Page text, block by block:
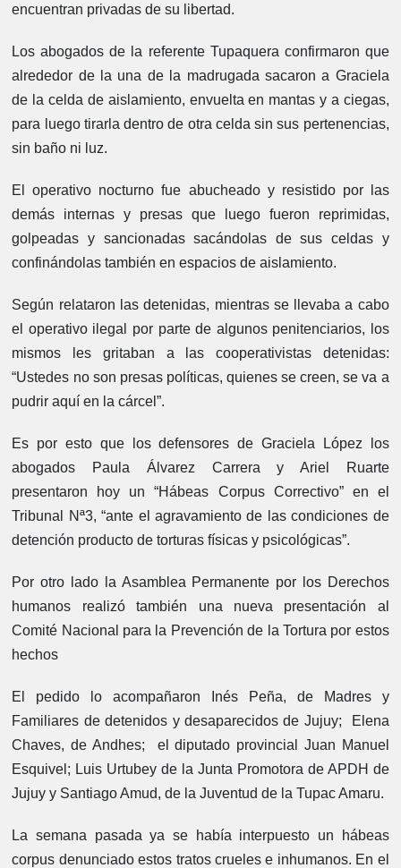
encuentran privadas de su libertad.
Los abogados de la referente Tupaquera confirmaron que
alrededor de la una de la madrugada sacaron a Graciela
de la celda de aislamiento, envuelta en mantas y a ciegas,
para luego tirarla dentro de otra celda sin sus pertenencias,
sin baño ni luz.
El operativo nocturno fue abucheado y resistido por las
demás internas y presas que luego fueron reprimidas,
golpeadas y sancionadas sacándolas de sus celdas y
confinándolas también en espacios de aislamiento.
Según relataron las detenidas, mientras se llevaba a cabo
el operativo ilegal por parte de algunos penitenciarios, los
mismos les gritaban a las cooperativistas detenidas:
“Ustedes no son presas políticas, quienes se creen, se va a
pudrir aquí en la cárcel”.
Es por esto que los defensores de Graciela López los
abogados Paula Álvarez Carrera y Ariel Ruarte
presentaron hoy un “Hábeas Corpus Correctivo” en el
Tribunal Nª3, “ante el agravamiento de las condiciones de
detención producto de torturas físicas y psicológicas”.
Por otro lado la Asamblea Permanente por los Derechos
humanos realizó también una nueva presentación al
Comité Nacional para la Prevención de la Tortura por estos
hechos
El pedido lo acompañaron Inés Peña, de Madres y
Familiares de detenidos y desaparecidos de Jujuy; Elena
Chaves, de Andhes; el diputado provincial Juan Manuel
Esquivel; Luis Urtubey de la Junta Promotora de APDH de
Jujuy y Santiago Amud, de la Juventud de la Tupac Amaru.
La semana pasada ya se había interpuesto un hábeas
corpus denunciado estos tratos crueles e inhumanos. En el